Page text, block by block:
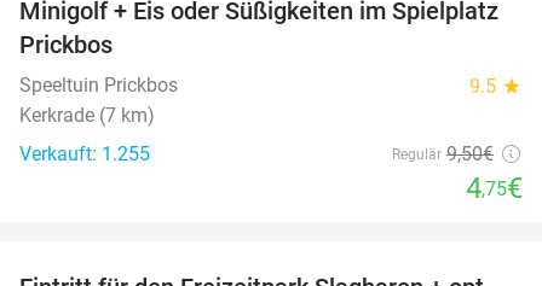
Minigolf + Eis oder Süßigkeiten im Spielplatz
Prickbos
Speeltuin Prickbos 9.5 star
Kerkrade (7 km)
Verkauft: 1.255
Regulär 9,50€
4,75€